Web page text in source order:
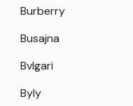
Burberry
Busajna
Bvlgari
Byly